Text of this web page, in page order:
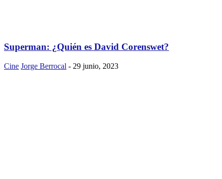
Superman: ¿Quién es David Corenswet?
Cine Jorge Berrocal - 29 junio, 2023